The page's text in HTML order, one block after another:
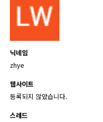
닉네임
zhye
웹사이트
등록되지 않았습니다.
스레드